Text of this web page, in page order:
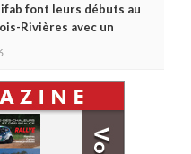
font leurs débuts au
Rivières avec un